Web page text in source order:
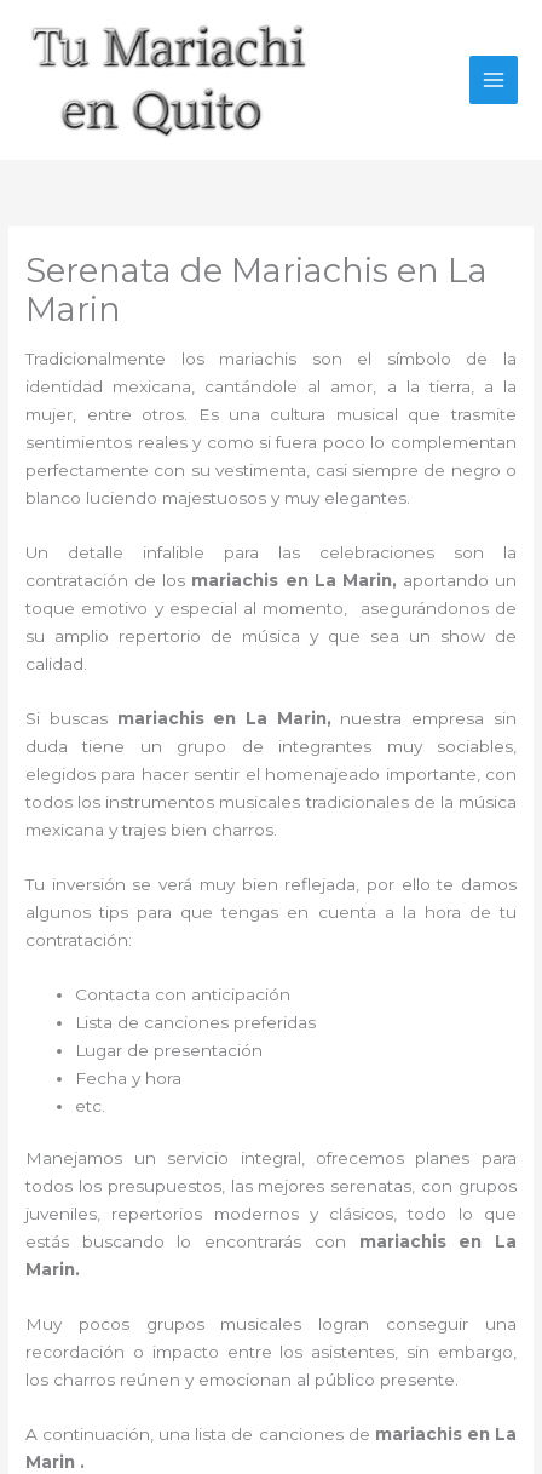
contenido
Serenata de Mariachis en La
Marin
Tradicionalmente los mariachis son el símbolo de la
identidad mexicana, cantándole al amor, a la tierra, a la
mujer, entre otros. Es una cultura musical que trasmite
sentimientos reales y como si fuera poco lo complementan
perfectamente con su vestimenta, casi siempre de negro o
blanco luciendo majestuosos y muy elegantes.
Un detalle infalible para las celebraciones son la
contratación de los mariachis en La Marin, aportando un
toque emotivo y especial al momento, asegurándonos de
su amplio repertorio de música y que sea un show de
calidad.
Si buscas mariachis en La Marin, nuestra empresa
sin
duda tiene un grupo de integrantes muy sociables,
elegidos para hacer sentir el homenajeado importante, con
todos los instrumentos musicales tradicionales de la música
mexicana y trajes bien charros.
Tu inversión se verá muy bien reflejada, por ello te damos
algunos tips para que tengas en cuenta a la hora de tu
contratación:
Contacta con anticipación
Lista de canciones preferidas
Lugar de presentación
Fecha y hora
etc.
Manejamos un servicio integral, ofrecemos planes para
todos los presupuestos, las mejores serenatas, con grupos
juveniles, repertorios modernos y clásicos, todo lo que
estás buscando lo encontrarás con mariachis en La
Marin.
Muy pocos grupos musicales logran conseguir una
recordación o impacto entre los asistentes, sin embargo,
los charros reúnen y emocionan al público presente.
A continuación, una lista de canciones de mariachis en La
Marin .